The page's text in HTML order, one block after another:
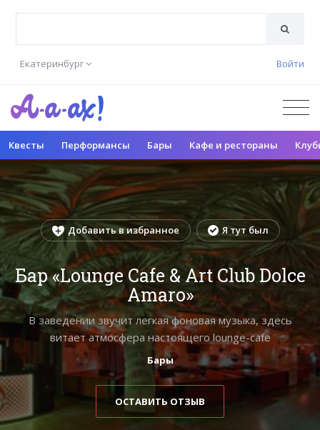
Екатеринбург Войти
Квесты Перформансы Бары Кафе и рестораны
Добавить в избранное Я тут был
Бар «Lounge Cafe & Art Club Dolce
Amaro»
В заведении звучит легкая фоновая музыка, здесь
витает атмосфера настоящего lounge-cafe
Бары
ОСТАВИТЬ ОТЗЫВ